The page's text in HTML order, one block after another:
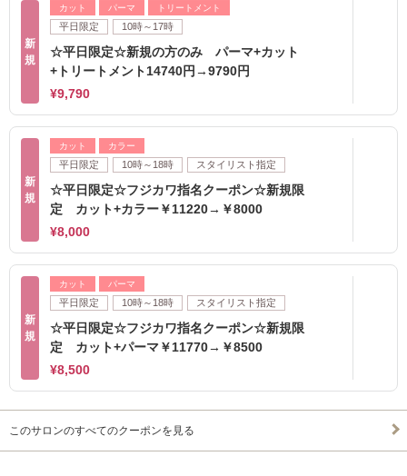
新
規
カット パーマ トリートメント
平日限定 10時～17時
☆平日限定☆新規の方のみ パーマ+カット
+トリートメント14740円→9790円
¥9,790
新
規
カット カラー
平日限定 10時～18時 スタイリスト指定
☆平日限定☆フジカワ指名クーポン☆新規限
定 カット+カラー￥11220→￥8000
¥8,000
新
規
カット パーマ
平日限定 10時～18時 スタイリスト指定
☆平日限定☆フジカワ指名クーポン☆新規限
定 カット+パーマ￥11770→￥8500
¥8,500
このサロンのすべてのクーポンを見る